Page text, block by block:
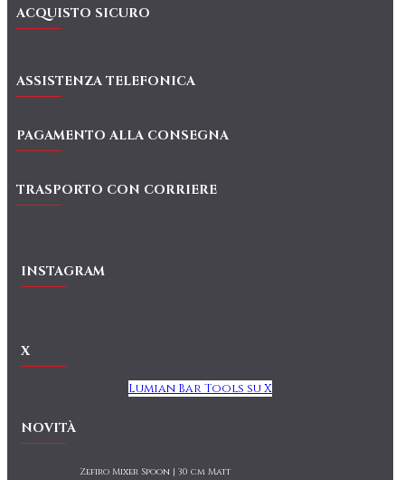
ACQUISTO SICURO
ASSISTENZA TELEFONICA
PAGAMENTO ALLA CONSEGNA
TRASPORTO CON CORRIERE
INSTAGRAM
X
Lumian Bar Tools su X
NOVITÀ
Zefiro Mixer Spoon | 30 cm Matt